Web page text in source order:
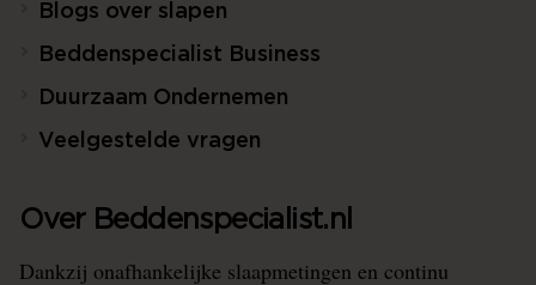
Blogs over slapen
Beddenspecialist Business
Duurzaam Ondernemen
Veelgestelde vragen
Over Beddenspecialist.nl
Dankzij onafhankelijke slaapmetingen en continu